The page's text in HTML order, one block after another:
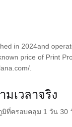
in 2024and
price of Print
.
มเวลาจริง
ที่ครอบคลุม 1 วัน 30